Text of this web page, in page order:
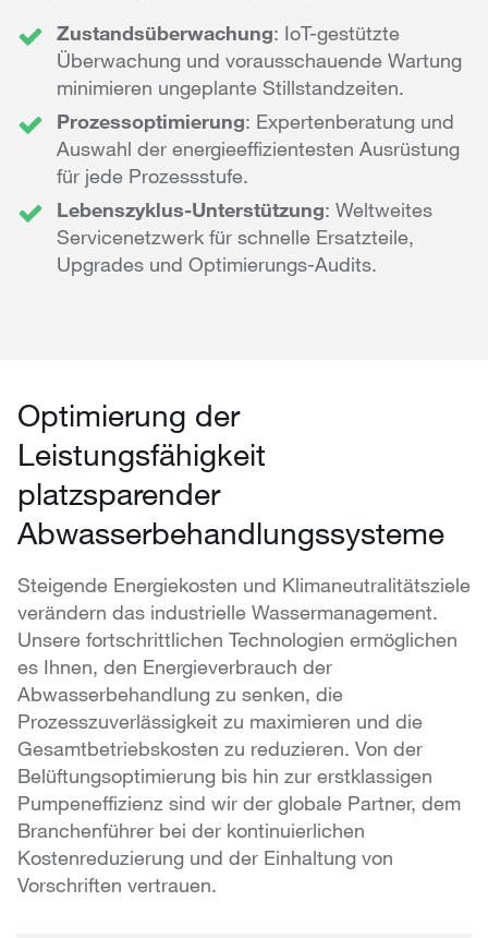
Zustandsüberwachung: IoT-gestützte
Überwachung und vorausschauende Wartung
minimieren ungeplante Stillstandzeiten.
Prozessoptimierung: Expertenberatung und
Auswahl der energieeffizientesten Ausrüstung
für jede Prozessstufe.
Lebenszyklus-Unterstützung: Weltweites
Servicenetzwerk für schnelle Ersatzteile,
Upgrades und Optimierungs-Audits.
Optimierung der
Leistungsfähigkeit
platzsparender
Abwasserbehandlungssysteme
Steigende Energiekosten und Klimaneutralitätsziele
verändern das industrielle Wassermanagement.
Unsere fortschrittlichen Technologien ermöglichen
es Ihnen, den Energieverbrauch der
Abwasserbehandlung zu senken, die
Prozesszuverlässigkeit zu maximieren und die
Gesamtbetriebskosten zu reduzieren. Von der
Belüftungsoptimierung bis hin zur erstklassigen
Pumpeneffizienz sind wir der globale Partner, dem
Branchenführer bei der kontinuierlichen
Kostenreduzierung und der Einhaltung von
Vorschriften vertrauen.